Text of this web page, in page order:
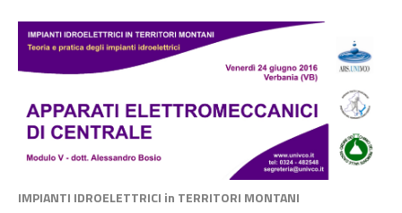
IMPIANTI IDROELETTRICI in TERRITORI MONTANI